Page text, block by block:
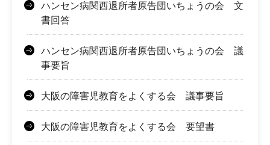
ハンセン病関西退所者原告団いちょうの会 文
書回答
ハンセン病関西退所者原告団いちょうの会 議
事要旨
大阪の障害児教育をよくする会 議事要旨
大阪の障害児教育をよくする会 要望書